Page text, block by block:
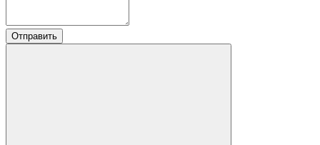
Отправить